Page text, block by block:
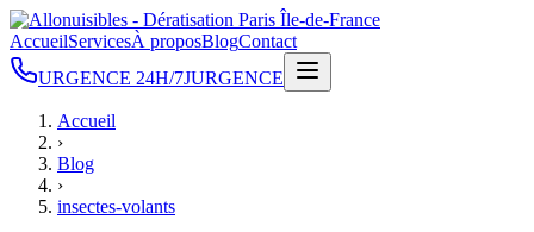
AccueilServicesÀ proposBlogContact
URGENCE 24H/7JURGENCE
Accueil
›
Blog
›
insectes-volants